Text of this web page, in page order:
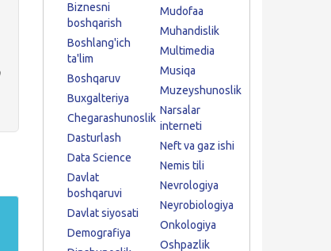
Biznesni
boshqarish
Boshlang'ich
ta'lim
Boshqaruv
Buxgalteriya
Chegarashunoslik
Dasturlash
Data Science
Davlat
boshqaruvi
Davlat siyosati
Demografiya
Mudofaa
Muhandislik
Multimedia
Musiqa
Muzeyshunoslik
Narsalar
interneti
Neft va gaz ishi
Nemis tili
Nevrologiya
Neyrobiologiya
Onkologiya
Oshpazlik